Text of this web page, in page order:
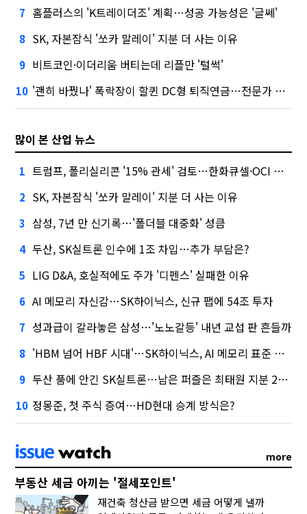
7 홈플러스의 'K트레이더조' 계획…성공 가능성은 '글쎄'
8 SK, 자본잠식 '쏘카 말레이' 지분 더 사는 이유
9 비트코인·이더리움 버티는데 리플만 '털썩'
10 '괜히 바꿨나' 폭락장이 할퀸 DC형 퇴직연금…전문가 조언은
많이 본 산업 뉴스
1 트럼프, 폴리실리콘 '15% 관세' 검토…한화큐셀·OCI 영향은?
2 SK, 자본잠식 '쏘카 말레이' 지분 더 사는 이유
3 삼성, 7년 만 신기록…'폴더블 대중화' 성큼
4 두산, SK실트론 인수에 1조 차입…추가 부담은?
5 LIG D&A, 호실적에도 주가 '디펜스' 실패한 이유
6 AI 메모리 자신감…SK하이닉스, 신규 팹에 54조 투자
7 성과급이 갈라놓은 삼성…'노노갈등' 내년 교섭 판 흔들까
8 'HBM 넘어 HBF 시대'…SK하이닉스, AI 메모리 표준 선점 나섰다
9 두산 품에 안긴 SK실트론…남은 퍼즐은 최태원 지분 29.4%
10 정몽준, 첫 주식 증여…HD현대 승계 방식은?
more
부동산 세금 아끼는 '절세포인트'
재건축 청산금 받으면 세금 어떻게 낼까